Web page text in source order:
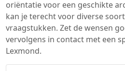
oriëntatie voor een geschikte
kan je terecht voor diverse
vraagstukken. Zet de wensen
vervolgens in contact met een
Lexmond.